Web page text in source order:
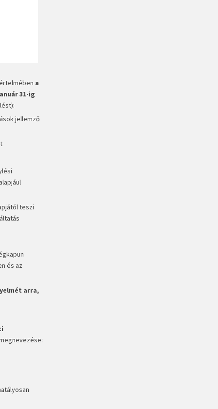
a
31-ig
jellemző
teszi
és az
arra,